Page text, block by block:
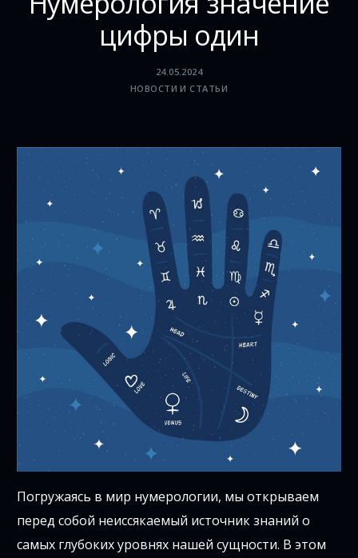
цифры один
24.05.2024
НОВОСТИ И СТАТЬИ
Погружаясь в мир нумерологии, мы открываем
перед собой неиссякаемый источник знаний о
самых глубоких уровнях нашей сущности. В этом